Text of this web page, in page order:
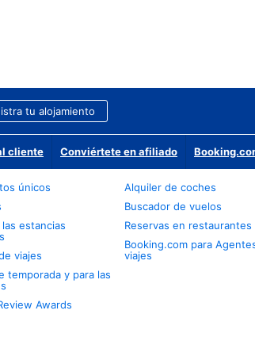
tu alojamiento
cliente Conviértete en afiliado
únicos
estancias
viajes
temporada y para las
Awards
Alquiler de coches
Buscador de vuelos
Reservas en restaurantes
Booking.com para
viajes